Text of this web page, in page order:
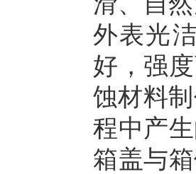
外表光
好，强
蚀材料
程中产
箱盖与